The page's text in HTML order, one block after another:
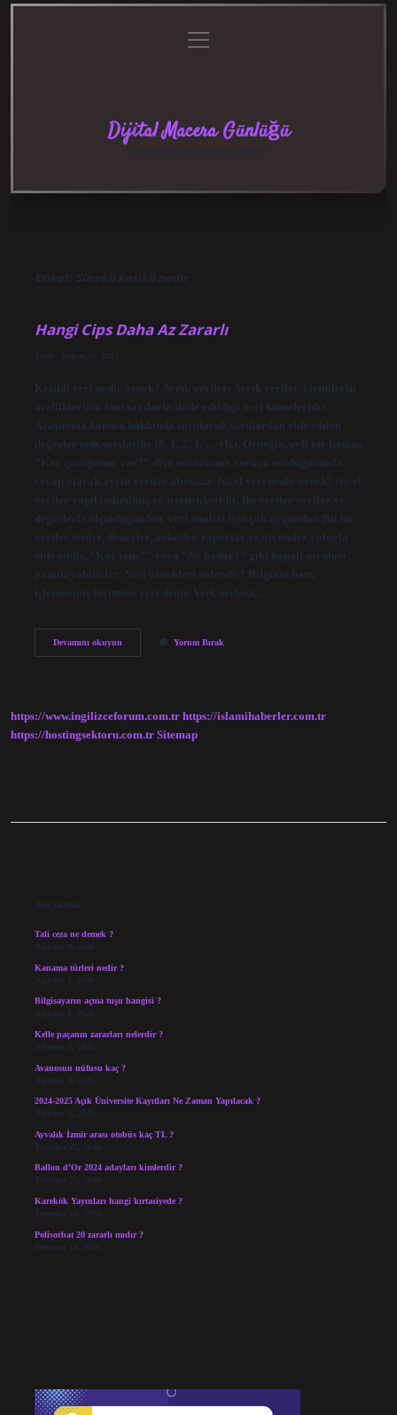
menüyü
aç
Dijital Macera Günlüğü
Etiket: Sürekli kesikli nedir
Hangi Cips Daha Az Zararlı
Tarih: Şubat 26, 2025
Kesikli veri nedir örnek? Ayrık veriler: Ayrık veriler, birimlerin
özelliklerinin tam sayılarla ifade edildiği veri kümeleridir.
Araştırma konusu hakkında sorulacak sorulardan elde edilen
değerler tam sayılardır (0, 1, 2, 3, … vb.). Örneğin, evli bir kadına
“Kaç çocuğunuz var?” diye sorarsanız, soruyu sorduğunuzda
cevap olarak ayrık veriler alırsınız. Nicel veri nedir örnek? Nicel
veriler yapılandırılmış ve istatistikseldir. Bu veriler sayılar ve
değerlerle ölçüldüğünden, veri analizi için çok uygundur. Bu tür
veriler testler, deneyler, anketler, raporlar ve ölçümler yoluyla
elde edilir. “Kaç tane?” veya “Ne kadar?” gibi kapalı soruları
yanıtlayabilirler: Veri örnekleri nelerdir? Bilginin ham,
işlenmemiş biçimine veri denir. Veri, serbest,…
Devamını okuyunHangi
Yorum Bırak
https://www.ingilizceforum.com.tr https://islamihaberler.com.tr
https://hostingsektoru.com.tr Sitemap
Son Yazılar
Tali ceza ne demek ?
Ağustos 8, 2026
Kanama türleri nedir ?
Ağustos 7, 2026
Bilgisayarın açma tuşu hangisi ?
Ağustos 6, 2026
Kelle paçanın zararları nelerdir ?
Ağustos 5, 2026
Avanosun nüfusu kaç ?
Ağustos 4, 2026
2024-2025 Açık Üniversite Kayıtları Ne Zaman Yapılacak ?
Ağustos 3, 2026
Ayvalık İzmir arası otobüs kaç TL ?
Temmuz 27, 2026
Ballon d’Or 2024 adayları kimlerdir ?
Temmuz 25, 2026
Karekök Yayınları hangi kırtasiyede ?
Temmuz 24, 2026
Polisorbat 20 zararlı mıdır ?
Temmuz 18, 2026